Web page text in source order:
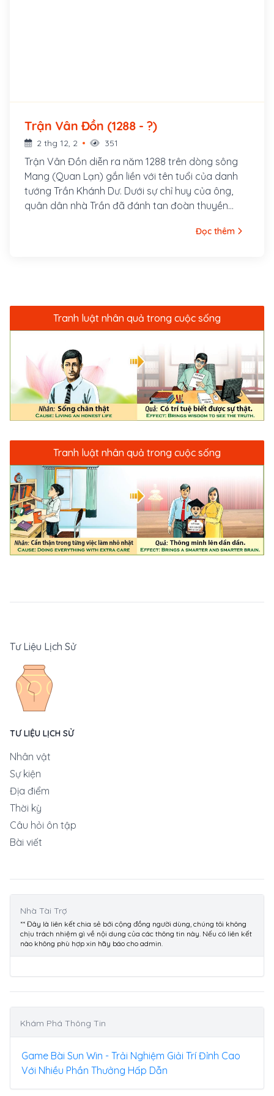
Trận Vân Đồn (1288 - ?)
2 thg 12, 2 351
Trận Vân Đồn diễn ra năm 1288 trên dòng sông
Mang (Quan Lạn) gắn liền với tên tuổi của danh
tướng Trần Khánh Dư. Dưới sự chỉ huy của ông,
quân dân nhà Trần đã đánh tan đoàn thuyền
vào chiến thắng chung của trận Bạch Đằng năm
Đọc thêm
Tranh luật nhân quả trong cuộc sống
Tranh luật nhân quả trong cuộc sống
Tư Liệu Lịch Sử
TƯ LIỆU LỊCH SỬ
Nhân vật
Sự kiện
Địa điểm
Thời kỳ
Câu hỏi ôn tập
Bài viết
Nhà Tài Trợ
** Đây là liên kết chia sẻ bới cộng đồng người dùng, chúng tôi không
chịu trách nhiệm gì về nội dung của các thông tin này. Nếu có liên kết
nào không phù hợp xin hãy báo cho admin.
Khám Phá Thông Tin
Game Bài Sun Win - Trải Nghiệm Giải Trí Đỉnh Cao
Với Nhiều Phần Thưởng Hấp Dẫn